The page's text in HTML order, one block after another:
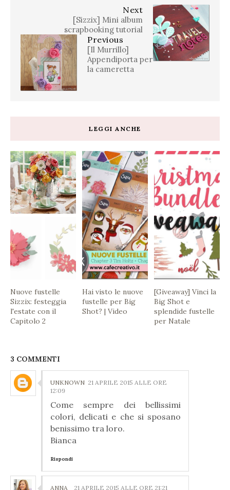
Next
[Sizzix] Mini album
scrapbooking tutorial
Previous
[Il Murrillo]
Appendiporta per
la cameretta
LEGGI ANCHE
Nuove fustelle
Sizzix: festeggia
l'estate con il
Capitolo 2
Hai visto le nuove
fustelle per Big
Shot? | Video
[Giveaway] Vinci la
Big Shot e
splendide fustelle
per Natale
3 COMMENTI
UNKNOWN 21 APRILE 2015 ALLE ORE
12:09
Come sempre dei bellissimi
colori, delicati e che si sposano
benissimo tra loro.
Bianca
Rispondi
ANNA 21 APRILE 2015 ALLE ORE 21:21